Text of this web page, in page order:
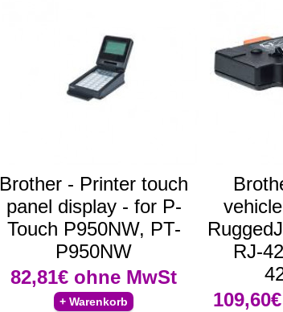
Brother - Printer touch
panel display - for P-
Touch P950NW, PT-
P950NW
82,81€ ohne MwSt
RJ-
109,60€